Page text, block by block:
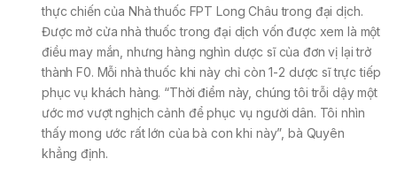
thực chiến của Nhà thuốc FPT Long Châu trong đại dịch.
Được mở cửa nhà thuốc trong đại dịch vốn được xem là một
điều may mắn, nhưng hàng nghìn dược sĩ của đơn vị lại trở
thành F0. Mỗi nhà thuốc khi này chỉ còn 1-2 dược sĩ trực tiếp
phục vụ khách hàng. “Thời điểm này, chúng tôi trỗi dậy một
ước mơ vượt nghịch cảnh để phục vụ người dân. Tôi nhìn
thấy mong ước rất lớn của bà con khi này”, bà Quyên
khẳng định.